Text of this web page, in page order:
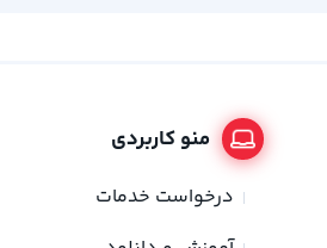
منو کاربردی
درخواست خدمات